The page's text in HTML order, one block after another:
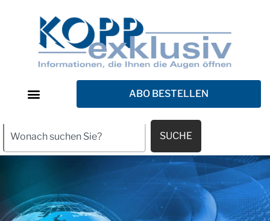
ABO BESTELLEN
SUCHE